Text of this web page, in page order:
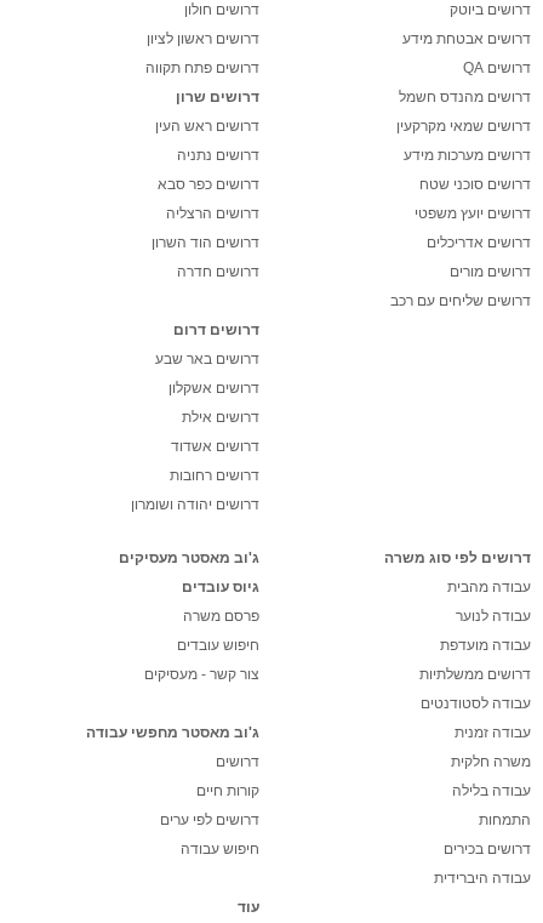
דרושים ביוטק
דרושים אבטחת מידע
דרושים QA
דרושים מהנדס חשמל
דרושים שמאי מקרקעין
דרושים מערכות מידע
דרושים סוכני שטח
דרושים יועץ משפטי
דרושים אדריכלים
דרושים מורים
דרושים שליחים עם רכב
דרושים חולון
דרושים ראשון לציון
דרושים פתח תקווה
דרושים שרון
דרושים ראש העין
דרושים נתניה
דרושים כפר סבא
דרושים הרצליה
דרושים הוד השרון
דרושים חדרה
דרושים דרום
דרושים באר שבע
דרושים אשקלון
דרושים אילת
דרושים אשדוד
דרושים רחובות
דרושים יהודה ושומרון
דרושים לפי סוג משרה
עבודה מהבית
עבודה לנוער
עבודה מועדפת
דרושים ממשלתיות
עבודה לסטודנטים
עבודה זמנית
משרה חלקית
עבודה בלילה
התמחות
דרושים בכירים
עבודה היברידית
ג'וב מאסטר מעסיקים
גיוס עובדים
פרסם משרה
חיפוש עובדים
צור קשר - מעסיקים
ג'וב מאסטר מחפשי עבודה
דרושים
קורות חיים
דרושים לפי ערים
חיפוש עבודה
עוד